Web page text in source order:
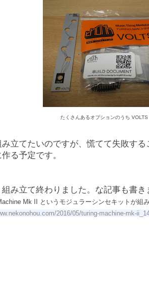
たくさんあるオプションのうち
立てたいのですが、慌てて失敗す
る予定です。
み立て終わりました。な記事も書き
Mk II というモジュラーシンセキットが組
2016/05/turing-machine-mk-